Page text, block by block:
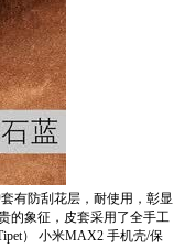
有防刮花层，耐使用，彰显
的象征，皮套采用了全手工
） 小米MAX2 手机壳/保